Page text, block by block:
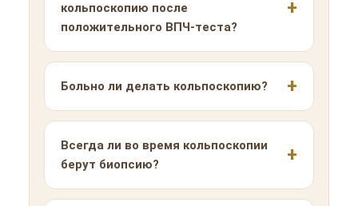
кольпоскопию после
положительного ВПЧ-теста?
Больно ли делать кольпоскопию?
Всегда ли во время кольпоскопии
берут биопсию?